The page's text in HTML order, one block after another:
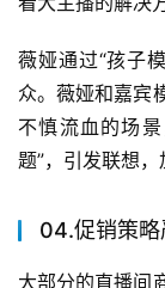
薇娅通过“孩子
众。薇娅和嘉宾
不慎流血的场
题”，引发联想，
04.促销策略
大部分的直播间